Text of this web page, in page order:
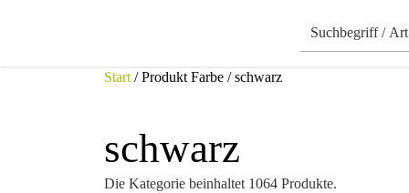
Start / Produkt Farbe / schwarz
schwarz
Die Kategorie beinhaltet 1064 Produkte.